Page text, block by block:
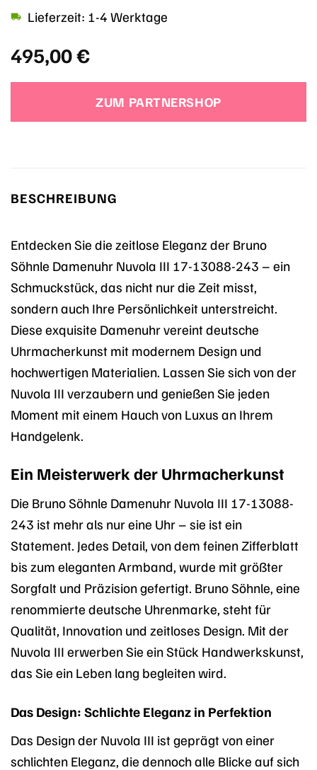
495,00€
Lieferzeit: 1-4 Werktage
ZUM PARTNERSHOP
BESCHREIBUNG
Entdecken Sie die zeitlose Eleganz der Bruno
Söhnle Damenuhr Nuvola III 17-13088-243 – ein
Schmuckstück, das nicht nur die Zeit misst,
sondern auch Ihre Persönlichkeit unterstreicht.
Diese exquisite Damenuhr vereint deutsche
Uhrmacherkunst mit modernem Design und
hochwertigen Materialien. Lassen Sie sich von der
Nuvola III verzaubern und genießen Sie jeden
Moment mit einem Hauch von Luxus an Ihrem
Handgelenk.
Ein Meisterwerk der Uhrmacherkunst
Die Bruno Söhnle Damenuhr Nuvola III 17-13088-
243 ist mehr als nur eine Uhr – sie ist ein
Statement. Jedes Detail, von dem feinen Zifferblatt
bis zum eleganten Armband, wurde mit größter
Sorgfalt und Präzision gefertigt. Bruno Söhnle, eine
renommierte deutsche Uhrenmarke, steht für
Qualität, Innovation und zeitloses Design. Mit der
Nuvola III erwerben Sie ein Stück Handwerkskunst,
das Sie ein Leben lang begleiten wird.
Das Design: Schlichte Eleganz in Perfektion
Das Design der Nuvola III ist geprägt von einer
schlichten Eleganz, die dennoch alle Blicke auf sich